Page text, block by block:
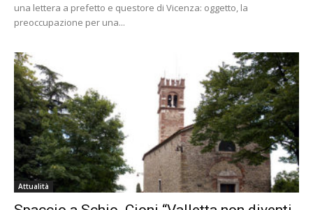
una lettera a prefetto e questore di Vicenza: oggetto, la
preoccupazione per una...
Attualità